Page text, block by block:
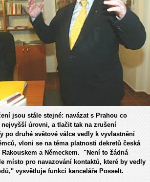
jsou stále stejné: navázat s Prahou co
úrovni, a tlačit tak na zrušení
po druhé světové válce vedly k vyvlastnění
vloni se na téma platnosti dekretů česká
a Německem. "Není to žádná
místo pro navazování kontaktů, které by vedly
vysvětluje funkci kanceláře Posselt.